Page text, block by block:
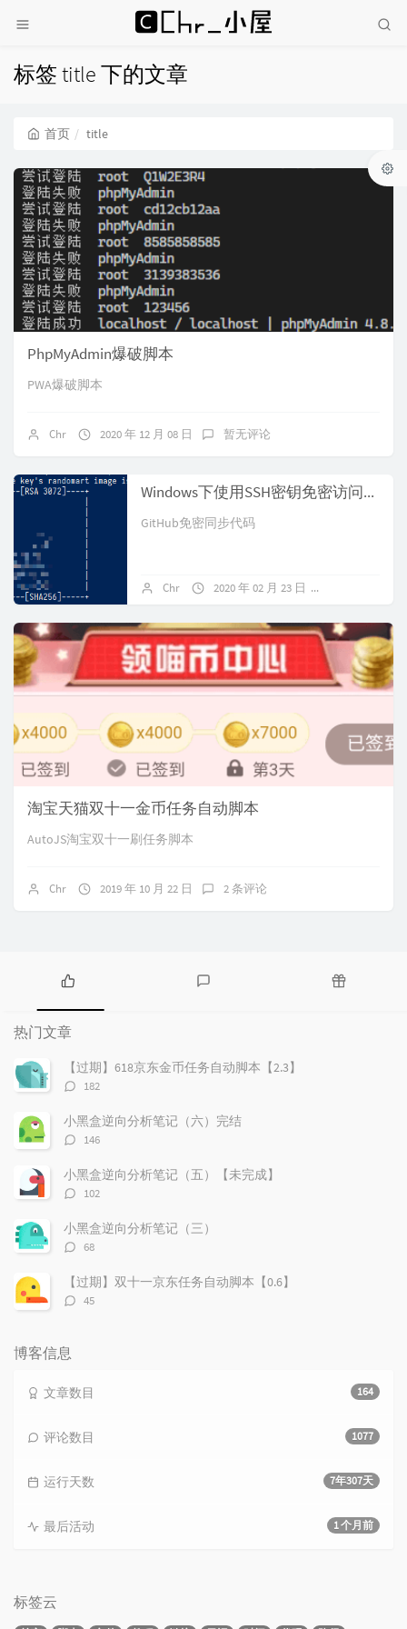
标签 title 下的文章
首页 title
PhpMyAdmin爆破脚本
PWA爆破脚本
Chr 2020 年 12 月 08 日 暂无评论
Windows下使用SSH密钥免密访问Git
GitHub免密同步代码
Chr 2020 年 02 月 23 日
淘宝天猫双十一金币任务自动脚本
AutoJS淘宝双十一刷任务脚本
Chr 2019 年 10 月 22 日 2 条评论
热
门
文
章
论
热门文章
【过期】618京东金币任务自动脚本【2.3】
评
数：
182
小黑盒逆向分析笔记（六）完结
评
数：
146
小黑盒逆向分析笔记（五）【未完成】
评
数：
102
小黑盒逆向分析笔记（三）
评
数：
68
【过期】双十一京东任务自动脚本【0.6】
评
45
博客信息
164
文章数目
1077
评论数目
7年307天
运行天数
1 个月前
最后活动
标签云